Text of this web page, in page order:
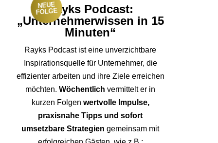
Rayks Podcast:
„Unternehmerwissen in 15
Minuten“
NEUE
FOLGE
Rayks Podcast ist eine unverzichtbare
Inspirationsquelle für Unternehmer, die
effizienter arbeiten und ihre Ziele erreichen
möchten.Wöchentlich vermittelt er in
kurzen Folgen wertvolle Impulse,
praxisnahe Tipps und sofort
umsetzbare Strategien gemeinsam mit